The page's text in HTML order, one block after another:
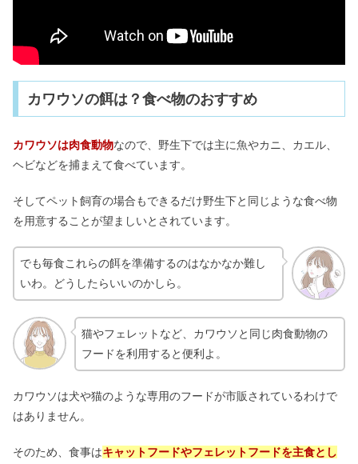
カワウソの餌は？食べ物のおすすめ
カワウソは肉食動物なので、野生下では主に魚やカニ、カエル、
ヘビなどを捕まえて食べています。
そしてペット飼育の場合もできるだけ野生下と同じような食べ物
を用意することが望ましいとされています。
でも毎食これらの餌を準備するのはなかなか難し
いわ。どうしたらいいのかしら。
猫やフェレットなど、カワウソと同じ肉食動物の
フードを利用すると便利よ。
カワウソは犬や猫のような専用のフードが市販されているわけで
はありません。
そのため、食事はキャットフードやフェレットフードを主食とし